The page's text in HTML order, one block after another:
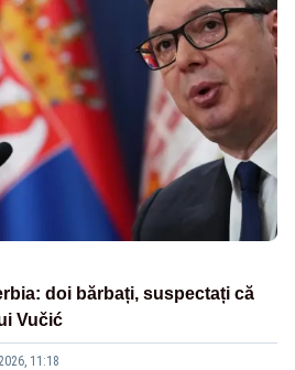
doi bărbați, suspectați că
Vučić
11:18